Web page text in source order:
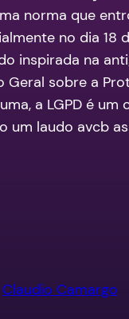
norma que
no dia 18
inspirada na
Geral sobre a
a LGPD é um
um laudo avcb
Claudio Camargo